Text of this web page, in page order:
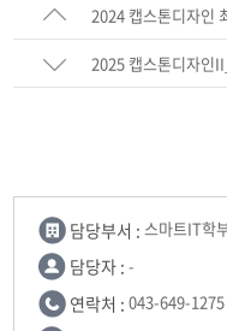
2024 캡스톤디자인
2025 캡스톤디자인
담당부서 : 스마트IT학
담당자 : -
연락처 : 043-649-1275